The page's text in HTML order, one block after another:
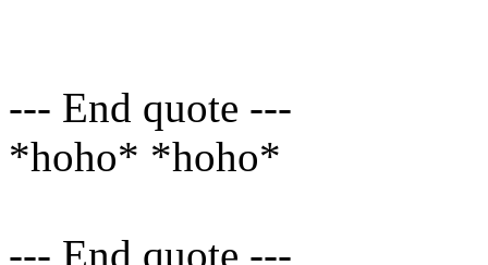
--- End quote ---
*hoho* *hoho*
--- End quote ---